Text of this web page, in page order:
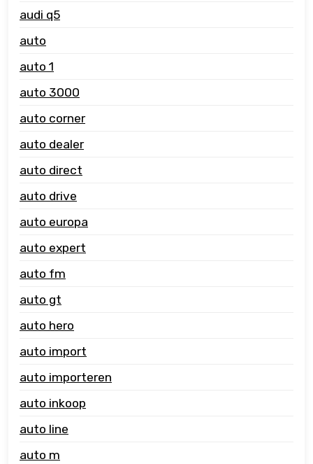
audi q5
auto
auto 1
auto 3000
auto corner
auto dealer
auto direct
auto drive
auto europa
auto expert
auto fm
auto gt
auto hero
auto import
auto importeren
auto inkoop
auto line
auto m